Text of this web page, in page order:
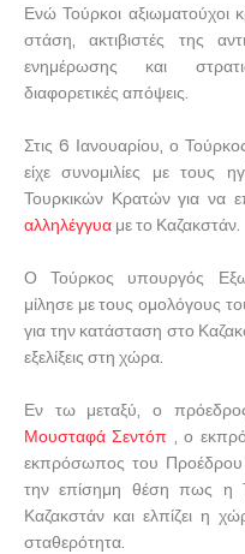
Ενώ Τούρκοι αξιωματούχοι
στάση, ακτιβιστές της
ενημέρωσης και
διαφορετικές απόψεις.
Στις 6 Ιανουαρίου, ο
είχε συνομιλίες με τους
Τουρκικών Κρατών για να
αλληλέγγυα με το Καζακστάν.
Ο Τούρκος υπουργός
μίλησε με τους ομολόγους
για την κατάσταση στο
εξελίξεις στη χώρα.
Εν τω μεταξύ, ο
Μουσταφά Σεντόπ , ο
εκπρόσωπος του Προέδρου
την επίσημη θέση πως η
Καζακστάν και ελπίζει η
σταθερότητα.